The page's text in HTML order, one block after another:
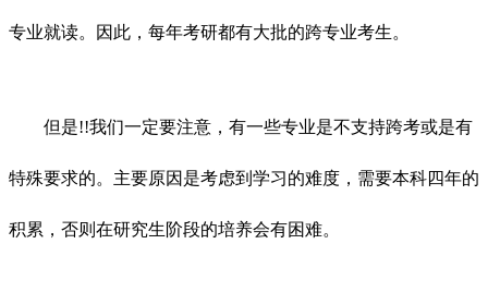
专业就读。因此，每年考研都有大批的跨专业考生。
但是!!我们一定要注意，有一些专业是不支持跨考或是有
特殊要求的。主要原因是考虑到学习的难度，需要本科四年的
积累，否则在研究生阶段的培养会有困难。